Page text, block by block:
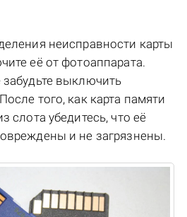
неисправности карты
её от фотоаппарата.
выключить
того, как карта памяти
слота убедитесь, что её
и не загрязнены.